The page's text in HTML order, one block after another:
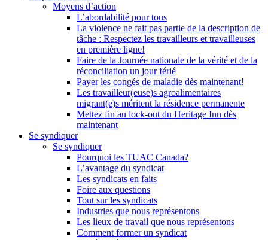
Moyens d’action
L’abordabilité pour tous
La violence ne fait pas partie de la description de
tâche : Respectez les travailleurs et travailleuses
en première ligne!
Faire de la Journée nationale de la vérité et de la
réconciliation un jour férié
Payer les congés de maladie dès maintenant!
Les travailleur(euse)s agroalimentaires
migrant(e)s méritent la résidence permanente
Mettez fin au lock-out du Heritage Inn dès
maintenant
Se syndiquer
Se syndiquer
Pourquoi les TUAC Canada?
L’avantage du syndicat
Les syndicats en faits
Foire aux questions
Tout sur les syndicats
Industries que nous représentons
Les lieux de travail que nous représentons
Comment former un syndicat